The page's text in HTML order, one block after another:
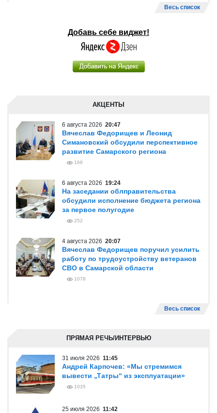
Весь список
Добавь себе виджет!
АКЦЕНТЫ
6 августа 2026 20:47
Вячеслав Федорищев и Леонид
Симановский обсудили перспективное
развитие Самарского региона
166
6 августа 2026 19:24
На заседании облправительства
обсудили исполнение бюджета региона
за первое полугодие
252
4 августа 2026 20:07
Вячеслав Федорищев поручил усилить
работу по трудоустройству ветеранов
СВО в Самарской области
1078
Весь список
ПРЯМАЯ РЕЧЬ/ИНТЕРВЬЮ
31 июля 2026 11:45
Андрей Карпочев: «Мы стремимся
вывести „Татры“ из эксплуатации»
1035
25 июля 2026 11:42